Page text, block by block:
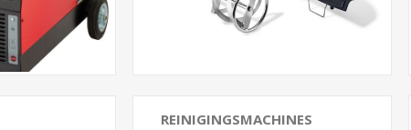
REINIGINGSMACHINES